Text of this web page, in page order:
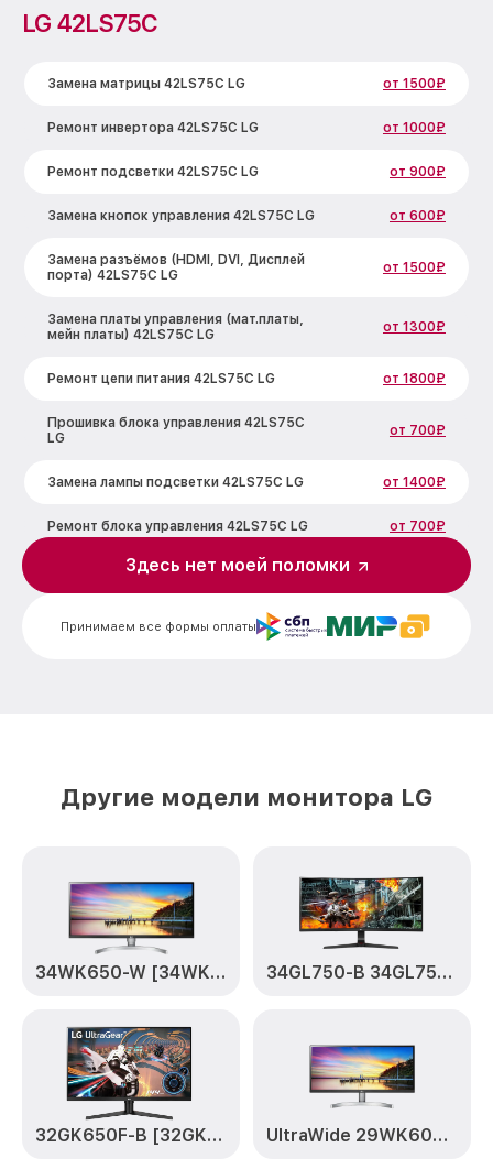
LG 42LS75C
Замена матрицы 42LS75C LG от 1500₽
Ремонт инвертора 42LS75C LG от 1000₽
Ремонт подсветки 42LS75C LG от 900₽
Замена кнопок управления 42LS75C LG от 600₽
Замена разъёмов (HDMI, DVI, Дисплей
порта) 42LS75C LG
от 1500₽
Замена платы управления (мат.платы,
мейн платы) 42LS75C LG
от 1300₽
Ремонт цепи питания 42LS75C LG от 1800₽
Прошивка блока управления 42LS75C
LG
от 700₽
Замена лампы подсветки 42LS75C LG от 1400₽
Ремонт блока управления 42LS75C LG от 700₽
Замена блока питания 42LS75C LG
Замена электронных компонентов
42LS75C LG
от 1900₽
Принимаем все формы оплаты
Здесь нет моей поломки
Другие модели монитора LG
34WK650-W [34WK650-W.ARUZ] 34GL750-B 34GL750-B
32GK650F-B [32GK650F-B.ARUZ] UltraWide 29WK600-W [29WK600-W.ARUZ]